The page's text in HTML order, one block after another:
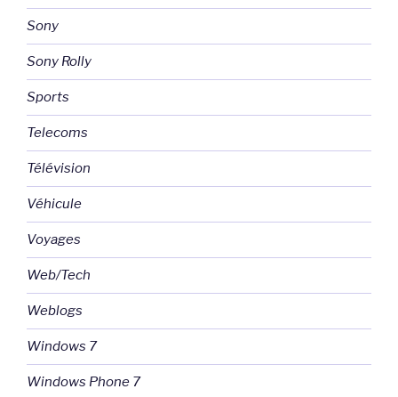
Sony
Sony Rolly
Sports
Telecoms
Télévision
Véhicule
Voyages
Web/Tech
Weblogs
Windows 7
Windows Phone 7